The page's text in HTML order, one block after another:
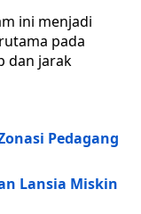
ini menjadi
pada
dan jarak
Pedagang
Lansia Miskin